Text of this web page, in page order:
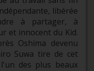
libérée
à partager, à
et innocent du Kid.
Oshima devenu
Suwa tire de cet
des plus beaux